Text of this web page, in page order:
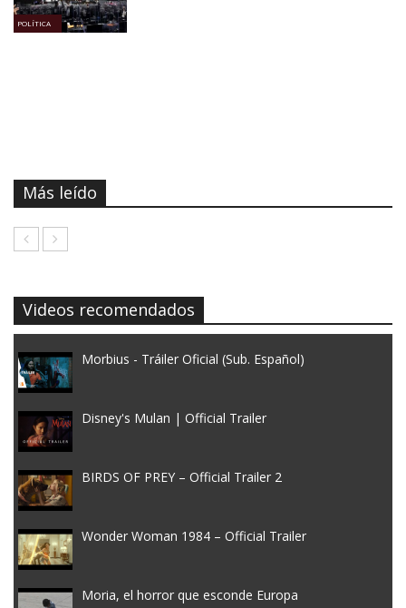
POLÍTICA
Más leído
Videos recomendados
Morbius - Tráiler Oficial (Sub. Español)
Disney's Mulan | Official Trailer
BIRDS OF PREY – Official Trailer 2
Wonder Woman 1984 – Official Trailer
Moria, el horror que esconde Europa